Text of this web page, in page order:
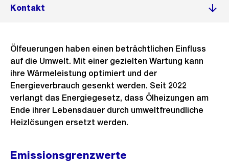
Kontakt
Ölfeuerungen haben einen beträchtlichen Einfluss
auf die Umwelt. Mit einer gezielten Wartung kann
ihre Wärmeleistung optimiert und der
Energieverbrauch gesenkt werden. Seit 2022
verlangt das Energiegesetz, dass Ölheizungen am
Ende ihrer Lebensdauer durch umweltfreundliche
Heizlösungen ersetzt werden.
Emissionsgrenzwerte